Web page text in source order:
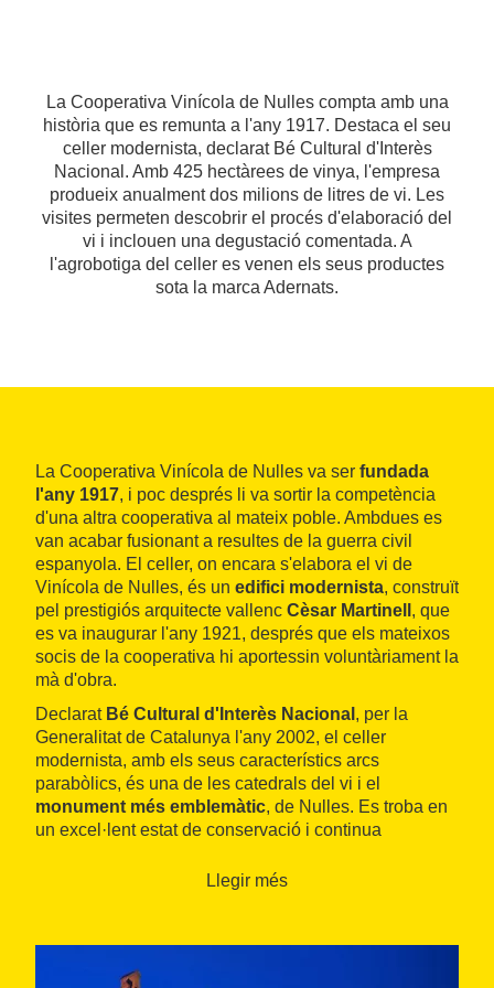
La Cooperativa Vinícola de Nulles compta amb una
història que es remunta a l'any 1917. Destaca el seu
celler modernista, declarat Bé Cultural d'Interès
Nacional. Amb 425 hectàrees de vinya, l'empresa
produeix anualment dos milions de litres de vi. Les
visites permeten descobrir el procés d'elaboració del
vi i inclouen una degustació comentada. A
l'agrobotiga del celler es venen els seus productes
sota la marca Adernats.
La Cooperativa Vinícola de Nulles va ser fundada
l'any 1917, i poc després li va sortir la competència
d'una altra cooperativa al mateix poble. Ambdues es
van acabar fusionant a resultes de la guerra civil
espanyola. El celler, on encara s'elabora el vi de
Vinícola de Nulles, és un edifici modernista, construït
pel prestigiós arquitecte vallenc Cèsar Martinell , que
es va inaugurar l'any 1921, després que els mateixos
socis de la cooperativa hi aportessin voluntàriament la
mà d'obra.
Declarat Bé Cultural d'Interès Nacional , per la
Generalitat de Catalunya l'any 2002, el celler
modernista, amb els seus característics arcs
parabòlics, és una de les catedrals del vi i el
monument més emblemàtic, de Nulles. Es troba en
un excel·lent estat de conservació i continua
, influeixin favorablement en el procés
moderna de control de la fermentació, per a
l'elaboració de
Llegir més